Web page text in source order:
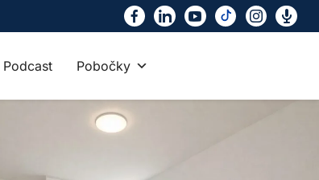
Podcast Pobočky